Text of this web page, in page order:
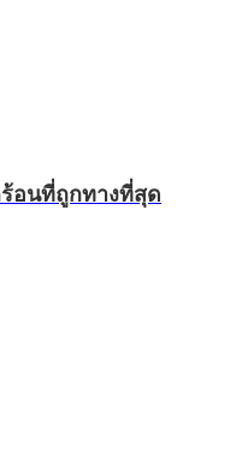
อนที่ถูกทางที่สุด